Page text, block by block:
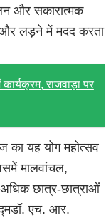
और सकारात्मक
और लड़ने में मदद करता
राजवाड़ा पर
का यह योग महोत्सव
मालवांचल,
छात्र-छात्राओं
एच. आर.